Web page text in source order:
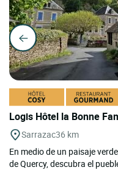
Logis Hôtel la Bonne
Sarrazac36 km
En medio de un paisaje
de Quercy, descubra el